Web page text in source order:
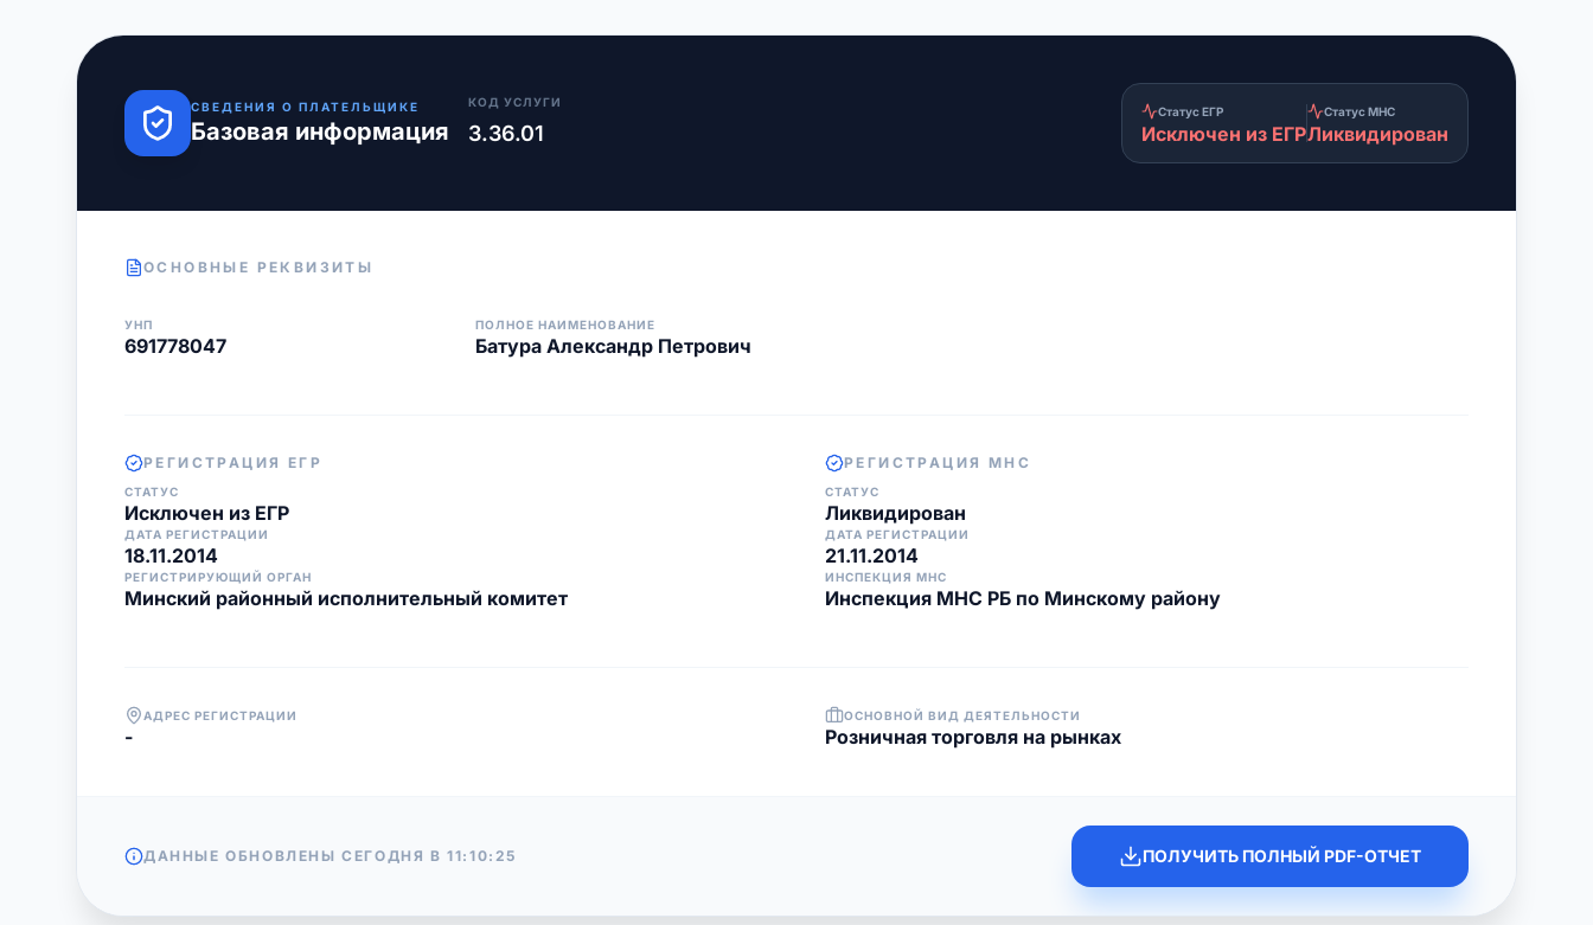
СВЕДЕНИЯ О ПЛАТЕЛЬЩИКЕ
Базовая информация
КОД УСЛУГИ
3.36.01
Статус ЕГР
Исключен из ЕГР
Статус МНС
Ликвидирован
ОСНОВНЫЕ РЕКВИЗИТЫ
УНП
691778047
ПОЛНОЕ НАИМЕНОВАНИЕ
Батура Александр Петрович
РЕГИСТРАЦИЯ ЕГР
СТАТУС
Исключен из ЕГР
ДАТА РЕГИСТРАЦИИ
18.11.2014
РЕГИСТРИРУЮЩИЙ ОРГАН
Минский районный исполнительный комитет
РЕГИСТРАЦИЯ МНС
СТАТУС
Ликвидирован
ДАТА РЕГИСТРАЦИИ
21.11.2014
ИНСПЕКЦИЯ МНС
Инспекция МНС РБ по Минскому району
АДРЕС РЕГИСТРАЦИИ
-
ОСНОВНОЙ ВИД ДЕЯТЕЛЬНОСТИ
Розничная торговля на рынках
ДАННЫЕ ОБНОВЛЕНЫ СЕГОДНЯ В11:10:25 ПОЛУЧИТЬ ПОЛНЫЙ PDF-ОТЧЕТ